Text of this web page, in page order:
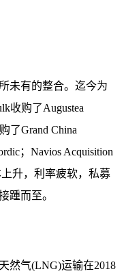
未有的整合。迄今为
收购了Augustea
了Grand China
；Navios Acquisition
上升，利率疲软，私募
踵而至。
然气(LNG)运输在2018